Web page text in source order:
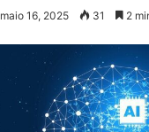
maio 16, 2025 31 2